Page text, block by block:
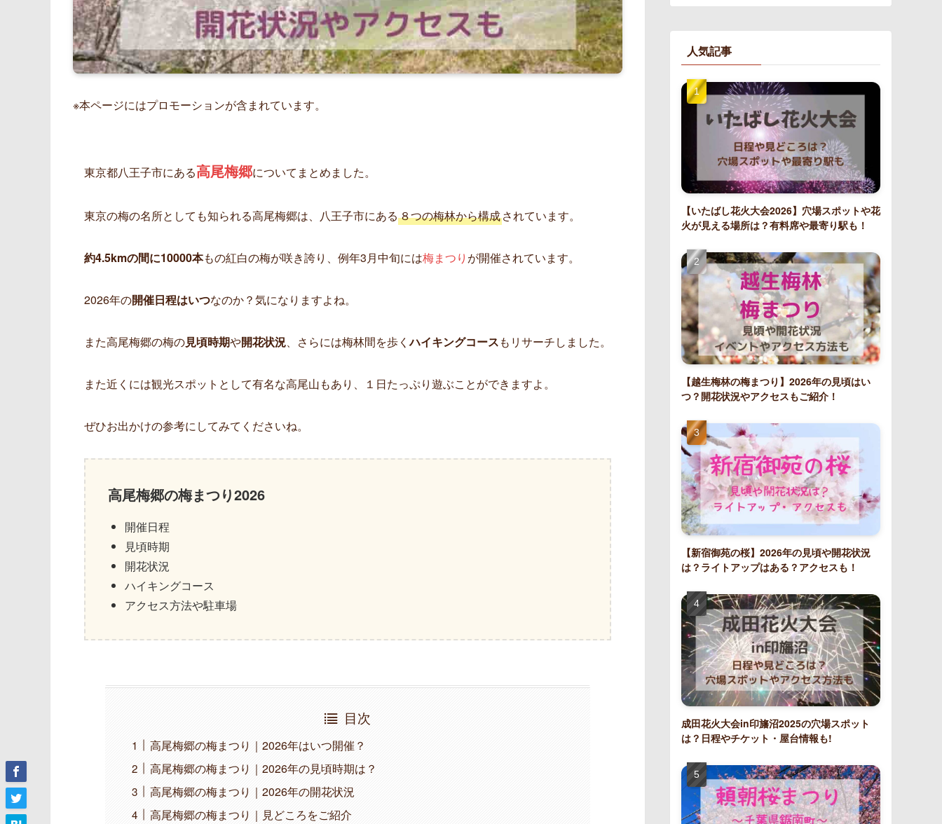
※本ページにはプロモーションが含まれています。
東京都八王子市にある高尾梅郷についてまとめました。
東京の梅の名所としても知られる高尾梅郷は、八王子市にある８つの梅林から構成されています。
約4.5kmの間に10000本もの紅白の梅が咲き誇り、例年3月中旬には梅まつり が開催されています。
2026年の開催日程はいつなのか？気になりますよね。
また高尾梅郷の梅の見頃時期や開花状況 、さらには梅林間を歩くハイキングコースもリサーチしました。
また近くには観光スポットとして有名な高尾山もあり、１日たっぷり遊ぶことができますよ。
ぜひお出かけの参考にしてみてくださいね。
高尾梅郷の梅まつり2026
開催日程
見頃時期
開花状況
ハイキングコース
アクセス方法や駐車場
目次
高尾梅郷の梅まつり｜2026年はいつ開催？
高尾梅郷の梅まつり｜2026年の見頃時期は？
高尾梅郷の梅まつり｜2026年の開花状況
高尾梅郷の梅まつり｜見どころをご紹介
人気記事
【いたばし花火大会2026】穴場スポットや花
火が見える場所は？有料席や最寄り駅も！
【越生梅林の梅まつり】2026年の見頃はい
つ？開花状況やアクセスもご紹介！
【新宿御苑の桜】2026年の見頃や開花状況
は？ライトアップはある？アクセスも！
成田花火大会in印旛沼2025の穴場スポット
は？日程やチケット・屋台情報も!